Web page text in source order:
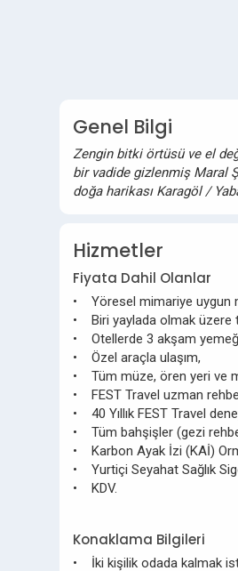
Genel Bilgi
Zengin bitki örtüsü ve el
bir vadide gizlenmiş Maral
doğa harikası Karagöl /
Hizmetler
Fiyata Dahil Olanlar
• Yöresel mimariye uygun
• Biri yaylada olmak üzere
• Otellerde 3 akşam
• Özel araçla ulaşım,
• Tüm müze, ören yeri ve
• FEST Travel uzman
• 40 Yıllık FEST Travel
• Tüm bahşişler (gezi
• Karbon Ayak İzi (KAİ)
• Yurtiçi Seyahat Sağlık
• KDV.
Konaklama Bilgileri
• İki kişilik odada kalmak